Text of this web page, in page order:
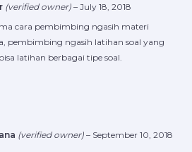
(verified owner) – July 18, 2018
cara pembimbing ngasih materi
pembimbing ngasih latihan soal yang
latihan berbagai tipe soal.
(verified owner) – September 10, 2018